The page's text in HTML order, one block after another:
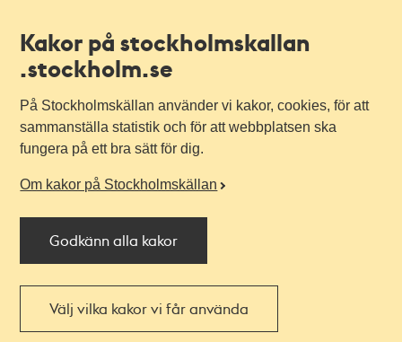
Kakor på stockholmskallan
.stockholm.se
På Stockholmskällan använder vi kakor, cookies, för att
sammanställa statistik och för att webbplatsen ska
fungera på ett bra sätt för dig.
Om kakor på Stockholmskällan
Godkänn alla kakor
Välj vilka kakor vi får använda